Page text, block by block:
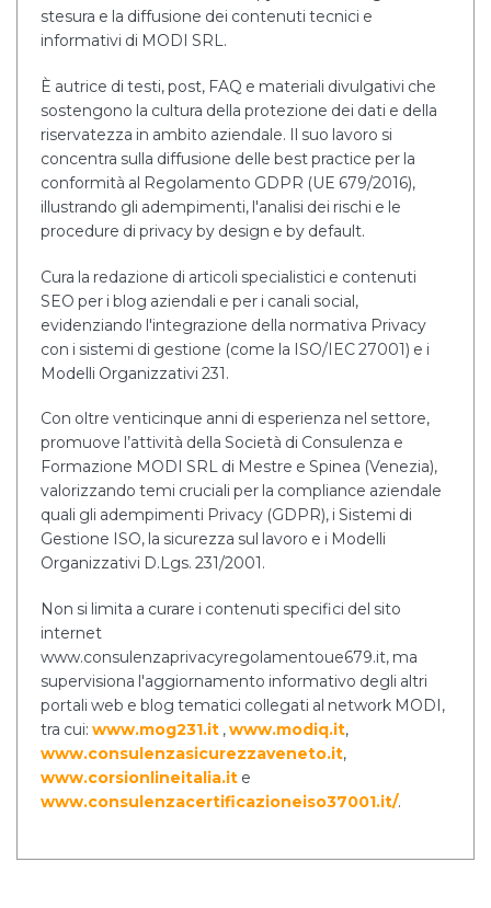
stesura e la diffusione dei contenuti tecnici e
informativi di MODI SRL.
È autrice di testi, post, FAQ e materiali divulgativi che
sostengono la cultura della protezione dei dati e della
riservatezza in ambito aziendale. Il suo lavoro si
concentra sulla diffusione delle best practice per la
conformità al Regolamento GDPR (UE 679/2016),
illustrando gli adempimenti, l'analisi dei rischi e le
procedure di privacy by design e by default.
Cura la redazione di articoli specialistici e contenuti
SEO per i blog aziendali e per i canali social,
evidenziando l'integrazione della normativa Privacy
con i sistemi di gestione (come la ISO/IEC 27001) e i
Modelli Organizzativi 231.
Con oltre venticinque anni di esperienza nel settore,
promuove l’attività della Società di Consulenza e
Formazione MODI SRL di Mestre e Spinea (Venezia),
valorizzando temi cruciali per la compliance aziendale
quali gli adempimenti Privacy (GDPR), i Sistemi di
Gestione ISO, la sicurezza sul lavoro e i Modelli
Organizzativi D.Lgs. 231/2001.
Non si limita a curare i contenuti specifici del sito
internet
www.consulenzaprivacyregolamentoue679.it, ma
supervisiona l'aggiornamento informativo degli altri
portali web e blog tematici collegati al network MODI,
tra cui: www.mog231.it ,www.modiq.it,
www.consulenzasicurezzaveneto.it,
www.corsionlineitalia.it e
www.consulenzacertificazioneiso37001.it/.